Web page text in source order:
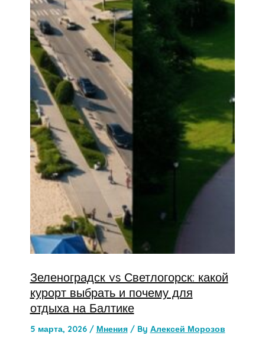
Зеленоградск vs Светлогорск: какой
курорт выбрать и почему для
отдыха на Балтике
5 марта, 2026 / Мнения/ By Алексей Морозов